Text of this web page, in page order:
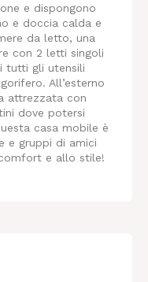
e dispongono
e doccia calda e
da letto, una
con 2 letti singoli
tutti gli utensili
All’esterno
attrezzata con
dove potersi
casa mobile è
e gruppi di amici
e allo stile!